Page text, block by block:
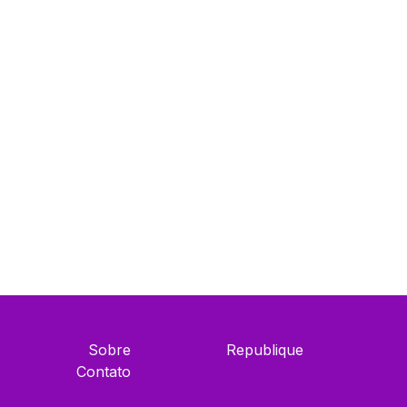
Sobre
Contato
Republique